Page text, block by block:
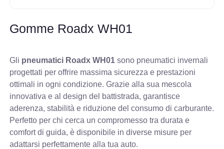
Gomme Roadx WH01
Gli pneumatici Roadx WH01 sono pneumatici invernali
progettati per offrire massima sicurezza e prestazioni
ottimali in ogni condizione. Grazie alla sua mescola
innovativa e al design del battistrada, garantisce
aderenza, stabilità e riduzione del consumo di carburante.
Perfetto per chi cerca un compromesso tra durata e
comfort di guida, è disponibile in diverse misure per
adattarsi perfettamente alla tua auto.